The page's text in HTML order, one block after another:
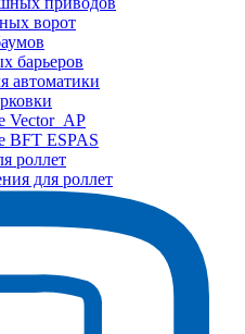
ворот
барьеров
автоматики
Vector_AP
BFT ESPAS
роллет
для роллет